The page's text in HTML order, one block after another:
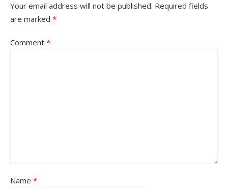
Your email address will not be published. Required fields
are marked *
Comment *
Name *